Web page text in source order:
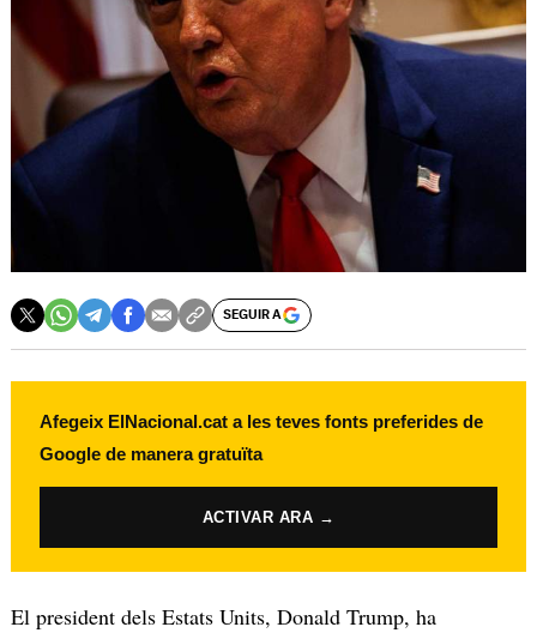
SEGUIR A
Afegeix ElNacional.cat a les teves fonts preferides de
Google de manera gratuïta
ACTIVAR ARA →
El president dels Estats Units, Donald Trump, ha